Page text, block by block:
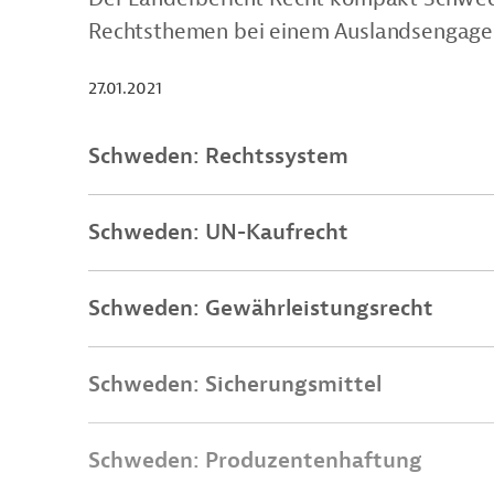
Rechtsthemen bei einem
27.01.2021
Schweden: Rechtssystem
Schweden: UN-Kaufrecht
Schweden: Gewährleistungsrecht
Schweden: Sicherungsmittel
Schweden: Produzentenhaftung